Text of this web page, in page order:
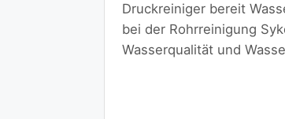
Druckreiniger bereit
bei der Rohrreinigung
Wasserqualität und